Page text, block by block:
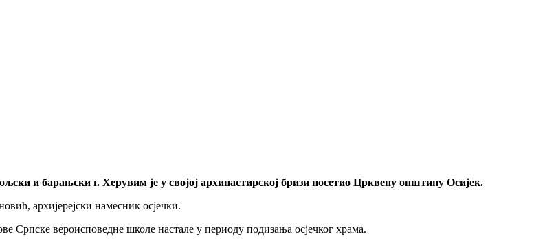
и барањски г. Херувим је у својој архипастирској бризи посетио Црквену општину Осијек.
архијерејски намесник осјечки.
Српске вероисповедне школе настале у периоду подизања осјечког храма.